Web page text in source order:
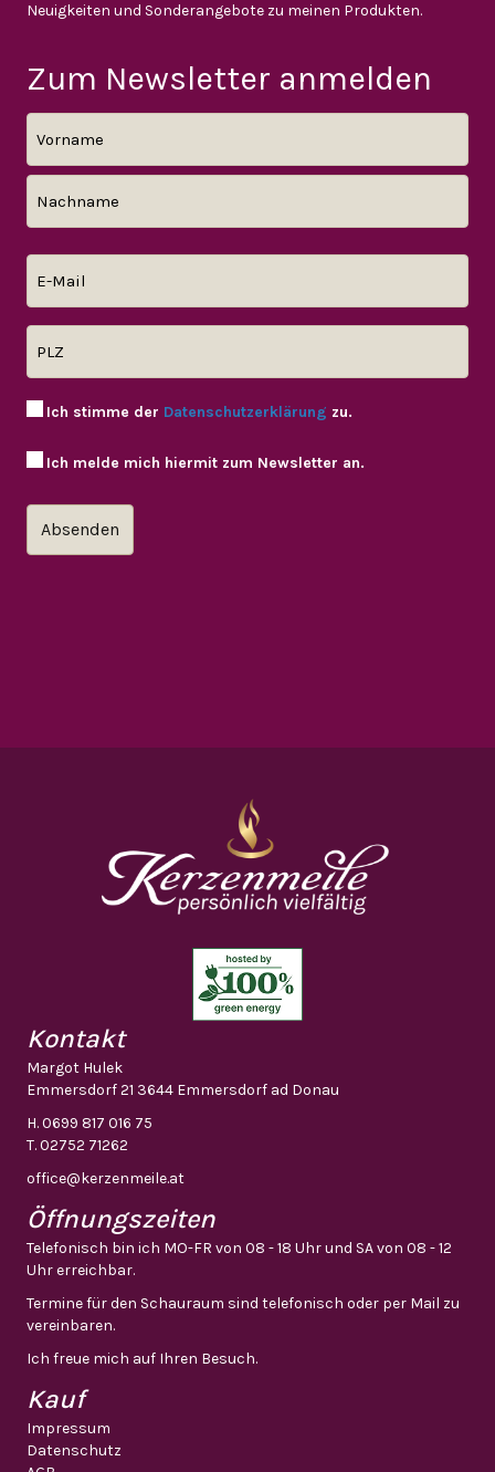
Neuigkeiten und Sonderangebote zu meinen Produkten.
Zum Newsletter anmelden
Ich stimme der Datenschutzerklärung zu.
Ich melde mich hiermit zum Newsletter an.
Kontakt
Margot Hulek
Emmersdorf 21 3644 Emmersdorf ad Donau
H.0699 817 016 75
T.02752 71262
office@kerzenmeile.at
Öffnungszeiten
Telefonisch bin ich MO-FR von 08 - 18 Uhr und SA von 08 - 12
Uhr erreichbar.
Termine für den Schauraum sind telefonisch oder per Mail zu
vereinbaren.
Ich freue mich auf Ihren Besuch.
Kauf
Impressum
Datenschutz